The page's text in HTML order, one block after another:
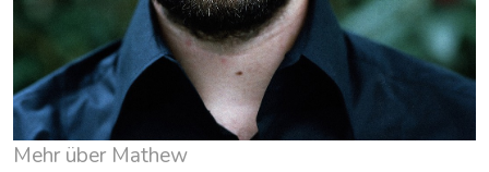
Mehr über Mathew